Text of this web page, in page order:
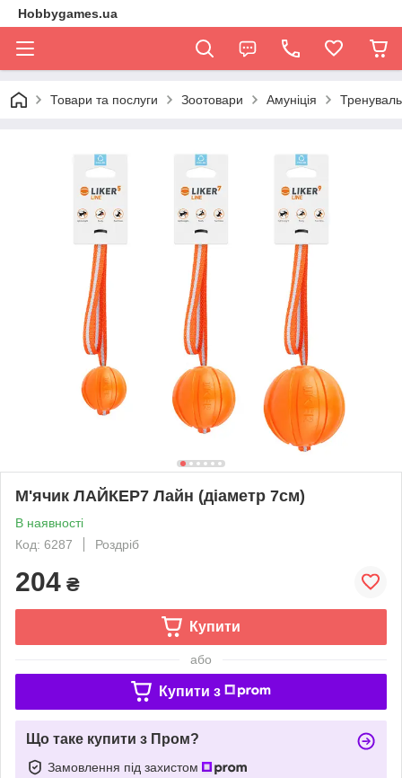
Hobbygames.ua
Товари та послуги Зоотовари Амуніція
М'ячик ЛАЙКЕР7 Лайн (діаметр 7см)
В наявності
Код: 6287
Роздріб
204 ₴
Купити
або
Купити з
Що таке купити з Пром?
Замовлення під захистом